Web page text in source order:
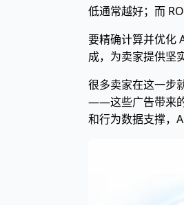
低通常越好；而
要精确计算并优化
成，为卖家提供坚
很多卖家在这一步
——这些广告带来的
和行为数据支撑，